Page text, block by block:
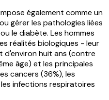
également comme un
gérer les pathologies liées
le diabète. Les hommes
réalités biologiques - leur
d'environ huit ans (contre
âge) et les principales
cancers (36%), les
infections respiratoires